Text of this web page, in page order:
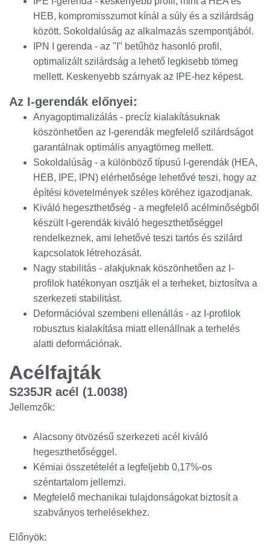
HEB, kompromisszumot kínál a súly és a szilárdság
között. Sokoldalúság az alkalmazás szempontjából.
IPN I gerenda - az "I" betűhöz hasonló profil,
optimalizált szilárdság a lehető legkisebb tömeg
mellett. Keskenyebb szárnyak az IPE-hez képest.
Az I-gerendák előnyei:
Anyagoptimalizálás - precíz kialakításuknak
köszönhetően az I-gerendák megfelelő szilárdságot
garantálnak optimális anyagtömeg mellett.
Sokoldalúság - a különböző típusú I-gerendák (HEA,
HEB, IPE, IPN) elérhetősége lehetővé teszi, hogy az
építési követelmények széles köréhez igazodjanak.
Kiváló hegeszthetőség - a megfelelő acélminőségből
készült I-gerendák kiváló hegeszthetőséggel
rendelkeznek, ami lehetővé teszi tartós és szilárd
kapcsolatok létrehozását.
Nagy stabilitás - alakjuknak köszönhetően az I-
profilok hatékonyan osztják el a terheket, biztosítva a
szerkezeti stabilitást.
Deformációval szembeni ellenállás - az I-profilok
robusztus kialakítása miatt ellenállnak a terhelés
alatti deformációnak.
Acélfajták
S235JR acél (1.0038)
Jellemzők:
Alacsony ötvözésű szerkezeti acél kiváló
hegeszthetőséggel.
Kémiai összetételét a legfeljebb 0,17%-os
széntartalom jellemzi.
Megfelelő mechanikai tulajdonságokat biztosít a
szabványos terhelésekhez.
Előnyök: